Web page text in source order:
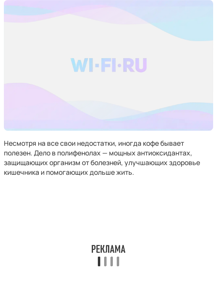
Несмотря на все свои недостатки, иногда кофе бывает
полезен. Дело в полифенолах — мощных антиоксидантах,
защищающих организм от болезней, улучшающих здоровье
кишечника и помогающих дольше жить.